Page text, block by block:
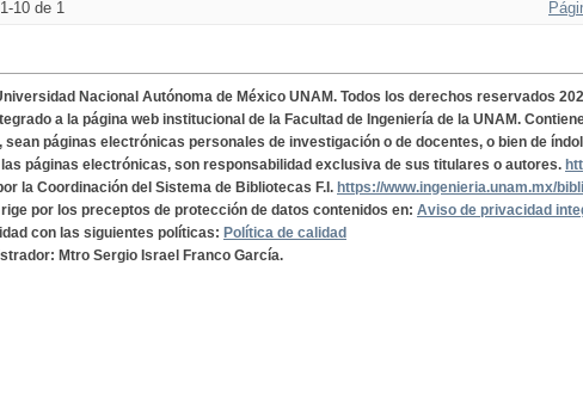
10 de 1
Nacional Autónoma de México UNAM. Todos los derechos reservados
a la página web institucional de la Facultad de Ingeniería de la UNAM.
páginas electrónicas personales de investigación o de docentes, o bien de
páginas electrónicas, son responsabilidad exclusiva de sus titulares o autores.
la Coordinación del Sistema de Bibliotecas F.I. https://www.ingenieria.unam.mx/
por los preceptos de protección de datos contenidos en: Aviso de privacidad
con las siguientes políticas: Política de calidad
Mtro Sergio Israel Franco García.